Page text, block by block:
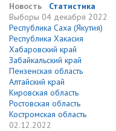
Новость
Статистика
Выборы 04 декабря 2022
Республика Саха (Якутия)
Республика Хакасия
Хабаровский край
Забайкальский край
Пензенская область
Алтайский край
Кировская область
Ростовская область
Костромская область
02.12.2022